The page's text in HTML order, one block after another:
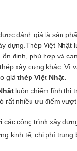
đánh giá là sản
dựng.Thép Việt Nhật
định, phù hợp và
xây dựng khác. Vì
giá thép Việt Nhật.
luôn chiếm lĩnh thị
rất nhiều ưu điểm vượt
các công trình xây
kinh tế, chi phí trung